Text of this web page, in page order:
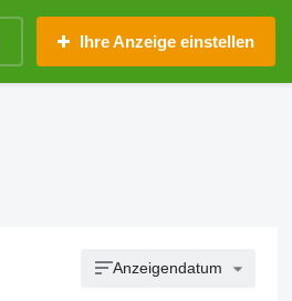
Ihre Anzeige einstellen
Anzeigendatum